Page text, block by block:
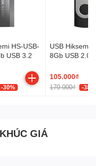
HS-USB-
USB 3.2
-30%
USB Hiksemi
8Gb USB 2.0
105.000₫
170.000₫ -38%
GIÁ